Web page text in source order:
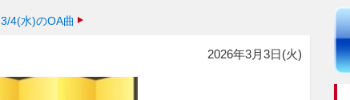
3/4(水)のOA曲
2026年3月3日(火)